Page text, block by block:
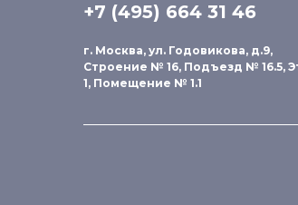
+7 (495) 664 31 46
г. Москва, ул. Годовикова, д.9,
Строение № 16, Подъезд № 16.5,
1, Помещение № 1.1